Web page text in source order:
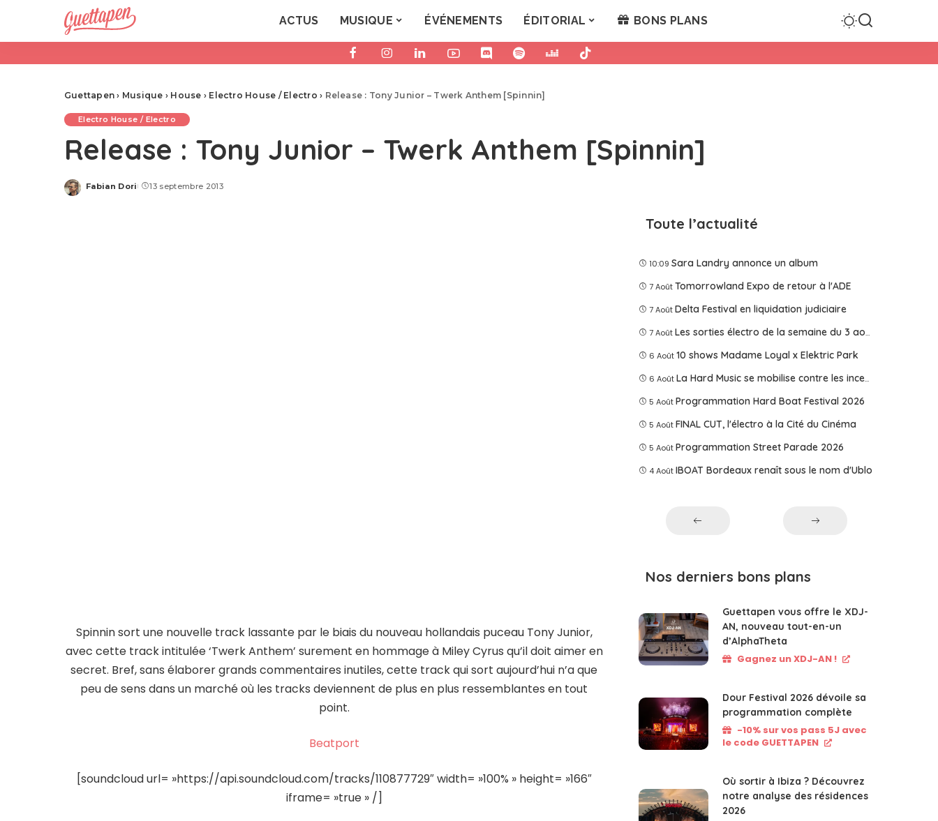
ACTUS MUSIQUE ÉVÉNEMENTS ÉDITORIAL BONS PLANS
Guettapen › Musique › House › Electro House / Electro › Release : Tony Junior – Twerk Anthem [Spinnin]
Electro House / Electro
Release : Tony Junior – Twerk Anthem [Spinnin]
Posted
Fabian Dori 13 septembre 2013
Spinnin sort une nouvelle track lassante par le biais du nouveau hollandais puceau Tony Junior,
avec cette track intitulée ‘Twerk Anthem’ surement en hommage à Miley Cyrus qu’il doit aimer en
secret. Bref, sans élaborer grands commentaires inutiles, cette track qui sort aujourd’hui n’a que
peu de sens dans un marché où les tracks deviennent de plus en plus ressemblantes en tout
point.
Beatport
[soundcloud url= »https://api.soundcloud.com/tracks/110877729″ width= »100% » height= »166″
iframe= »true » /]
Toute l’actualité
10:09 Sara Landry annonce un album
7 Août Tomorrowland Expo de retour à l'ADE
7 Août Delta Festival en liquidation judiciaire
7 Août Les sorties électro de la semaine du 3 août 2026
6 Août 10 shows Madame Loyal x Elektric Park
6 Août La Hard Music se mobilise contre les incendies
5 Août Programmation Hard Boat Festival 2026
5 Août FINAL CUT, l'électro à la Cité du Cinéma
5 Août Programmation Street Parade 2026
4 Août IBOAT Bordeaux renaît sous le nom d'Ublo
Nos derniers bons plans
Guettapen vous offre le XDJ-
AN, nouveau tout-en-un
d’AlphaTheta
Gagnez un XDJ-AN !
Dour Festival 2026 dévoile sa
programmation complète
-10% sur vos pass 5J avec
le code GUETTAPEN
Où sortir à Ibiza ? Découvrez
notre analyse des résidences
2026